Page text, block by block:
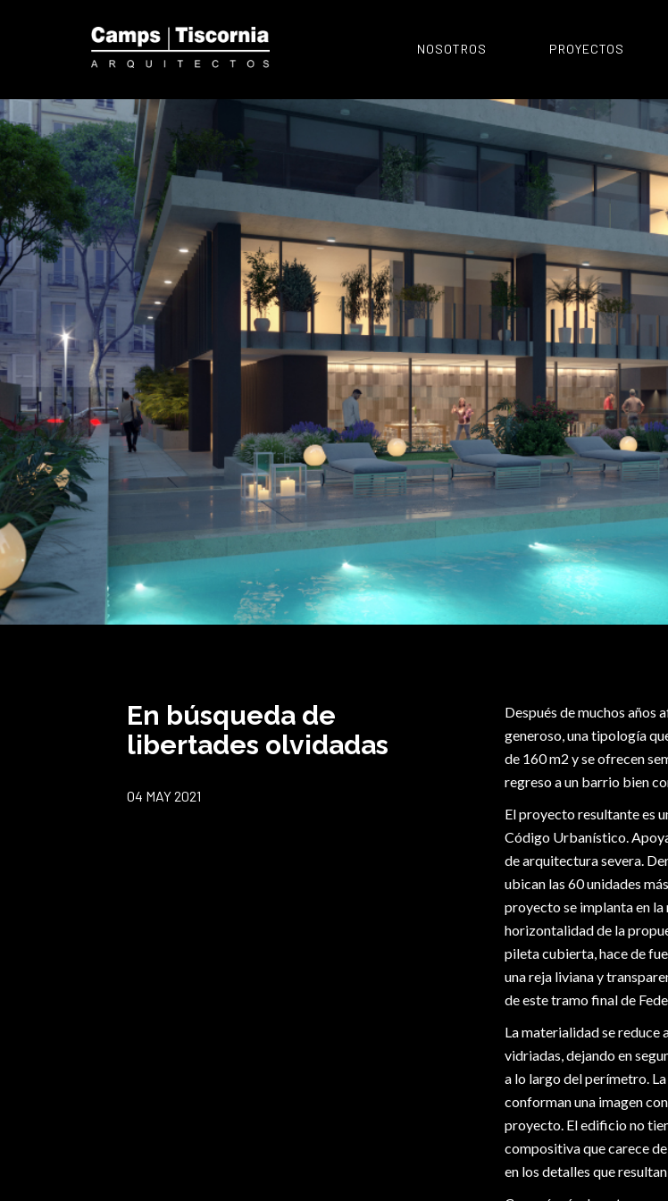
NOSOTROS PROYECTOS
En búsqueda de
libertades olvidadas
04 MAY 2021
Después de muchos años
generoso, una tipología
de 160 m2 y se ofrecen
regreso a un barrio bien
El proyecto resultante es
Código Urbanístico.
de arquitectura severa.
ubican las 60 unidades
proyecto se implanta en la
horizontalidad de la
pileta cubierta, hace de
una reja liviana y
de este tramo final de
La materialidad se reduce
vidriadas, dejando en
a lo largo del perímetro.
conforman una imagen
proyecto. El edificio no
compositiva que carece
en los detalles que